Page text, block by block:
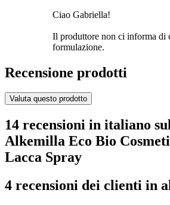
Ciao Gabriella!
Il produttore non ci informa di
formulazione.
Recensione prodotti
Valuta questo prodotto
14 recensioni in italiano
Alkemilla Eco Bio
Lacca Spray
4 recensioni dei clienti in